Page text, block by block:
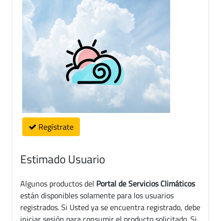
Regístrate
Estimado Usuario
Algunos productos del Portal de Servicios Climáticos
están disponibles solamente para los usuarios
registrados. Si Usted ya se encuentra registrado, debe